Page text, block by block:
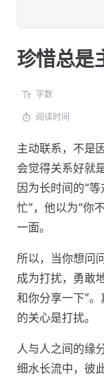
珍惜总是
字数
阅读时间
主动联系，不是
会觉得关系好就
因为长时间的“
忙”，他以为“你
一面。
所以，当你想问
成为打扰，勇敢
和你分享一下”
的关心是打扰。
人与人之间的缘
细水长流中，彼